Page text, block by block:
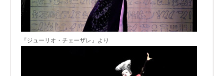
『ジューリオ・チェーザレ』より